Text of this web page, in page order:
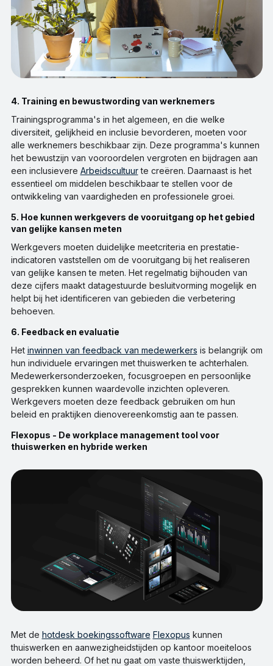
4. Training en bewustwording van werknemers
Trainingsprogramma's in het algemeen, en die welke
diversiteit, gelijkheid en inclusie bevorderen, moeten voor
alle werknemers beschikbaar zijn. Deze programma's kunnen
het bewustzijn van vooroordelen vergroten en bijdragen aan
een inclusievere Arbeidscultuurte creëren. Daarnaast is het
essentieel om middelen beschikbaar te stellen voor de
ontwikkeling van vaardigheden en professionele groei.
5. Hoe kunnen werkgevers de vooruitgang op het gebied
van gelijke kansen meten
Werkgevers moeten duidelijke meetcriteria en prestatie-
indicatoren vaststellen om de vooruitgang bij het realiseren
van gelijke kansen te meten. Het regelmatig bijhouden van
deze cijfers maakt datagestuurde besluitvorming mogelijk en
helpt bij het identificeren van gebieden die verbetering
behoeven.
6. Feedback en evaluatie
Het inwinnen van feedback van medewerkers is belangrijk om
hun individuele ervaringen met thuiswerken te achterhalen.
Medewerkersonderzoeken, focusgroepen en persoonlijke
gesprekken kunnen waardevolle inzichten opleveren.
Werkgevers moeten deze feedback gebruiken om hun
beleid en praktijken dienovereenkomstig aan te passen.
Flexopus - De workplace management tool voor
thuiswerken en hybride werken
Met de hotdesk boekingssoftware Flexopus kunnen
thuiswerken en aanwezigheidstijden op kantoor moeiteloos
worden beheerd. Of het nu gaat om vaste thuiswerktijden,